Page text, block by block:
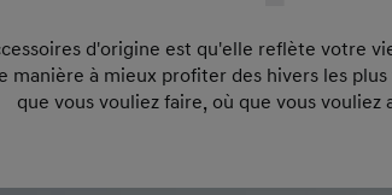
d'origine est qu'elle reflète votre
manière à mieux profiter des hivers les
que vous vouliez faire, où que vous vouliez